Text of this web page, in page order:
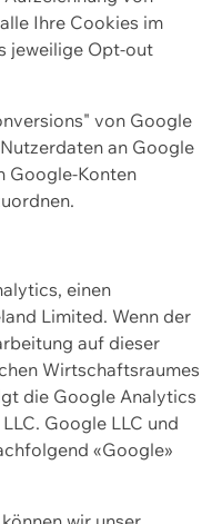
Ihre Cookies im
jeweilige Opt-out
von Google
an Google
Google-Konten
einen
Limited. Wenn der
auf dieser
Wirtschaftsraumes
die Google Analytics
Google LLC und
«Google»